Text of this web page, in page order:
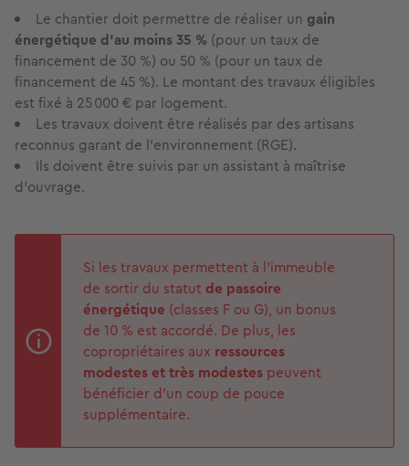
Le chantier doit permettre de réaliser un gain
énergétique d’au moins 35 % (pour un taux de
financement de 30 %) ou 50 % (pour un taux de
financement de 45 %). Le montant des travaux éligibles
est fixé à 25 000 € par logement.
Les travaux doivent être réalisés par des artisans
reconnus garant de l’environnement (RGE).
Ils doivent être suivis par un assistant à maîtrise
d’ouvrage.
Si les travaux permettent à l’immeuble
de sortir du statut de passoire
énergétique (classes F ou G), un bonus
de 10 % est accordé. De plus, les
copropriétaires aux ressources
modestes et très modestes peuvent
bénéficier d’un coup de pouce
supplémentaire.